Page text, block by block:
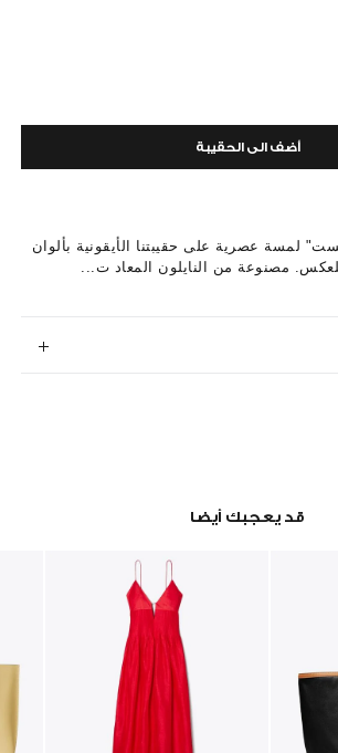
أضف الى الحقيبة
لمسة عصرية على حقيبتنا الأيقونية بألوان
مصنوعة من النايلون المعاد ت...
قد يعجبك أيضا